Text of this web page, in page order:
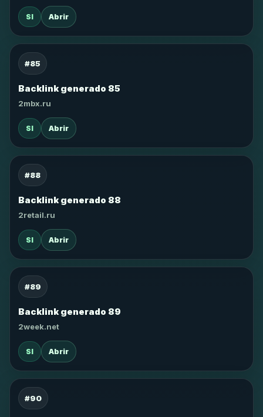
SI Abrir
#85
Backlink generado 85
2mbx.ru
SI Abrir
#88
Backlink generado 88
2retail.ru
SI Abrir
#89
Backlink generado 89
2week.net
SI Abrir
#90